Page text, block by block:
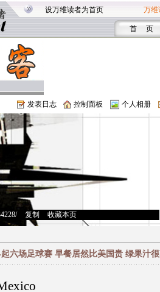
设万维读者为首页 万维
首 页
发表日志 控制面板 个人相册
> 复制 收藏本页
六场足球赛 早餐居然比美国贵 绿果汁